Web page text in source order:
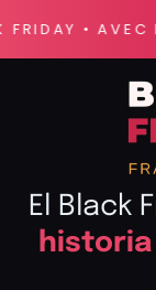
•
El Black